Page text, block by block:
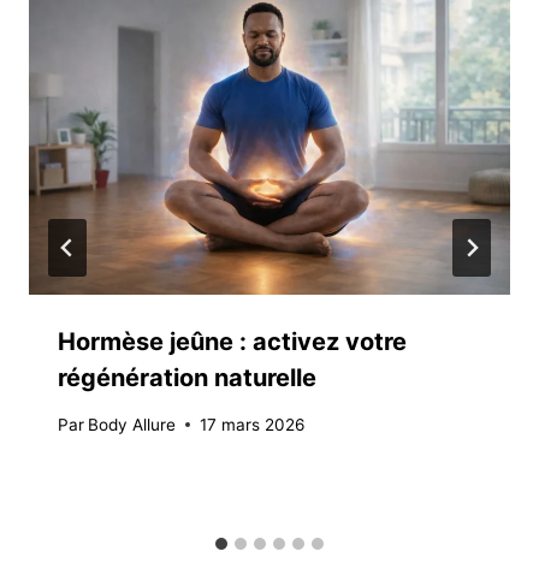
Hormèse jeûne : activez votre
régénération naturelle
Par Body Allure 17 mars 2026